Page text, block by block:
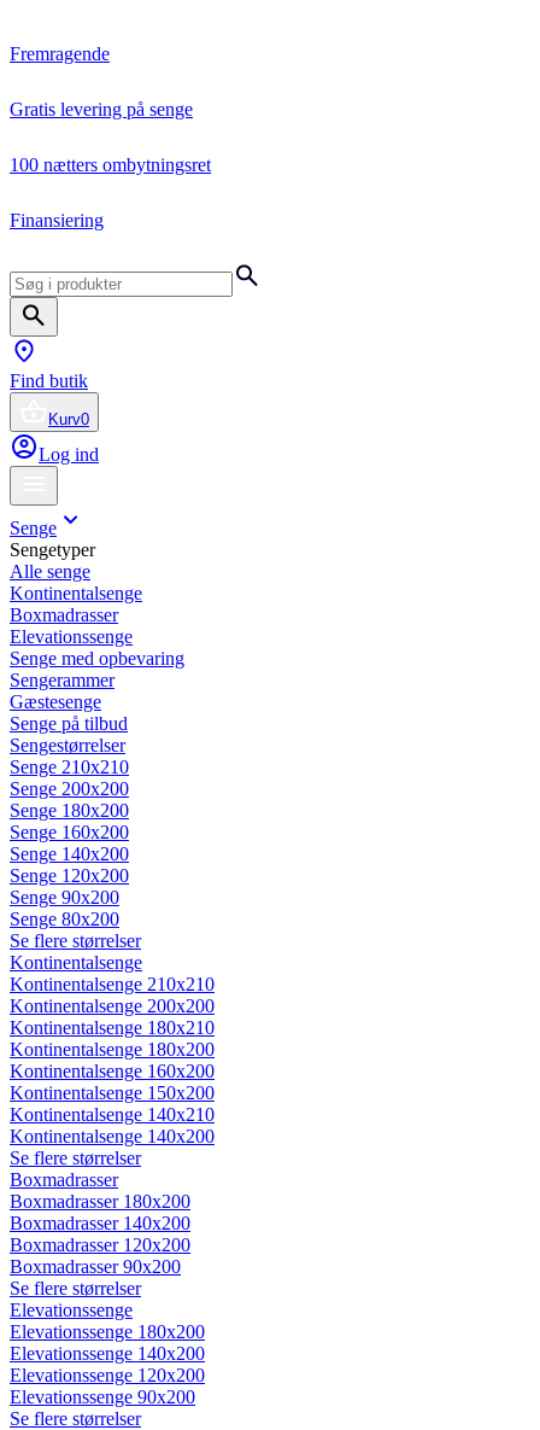
Fremragende
Gratis levering på senge
100 nætters ombytningsret
Finansiering
Find butik
Kurv0
Log ind
Senge
Sengetyper
Alle senge
Kontinentalsenge
Boxmadrasser
Elevationssenge
Senge med opbevaring
Sengerammer
Gæstesenge
Senge på tilbud
Sengestørrelser
Senge 210x210
Senge 200x200
Senge 180x200
Senge 160x200
Senge 140x200
Senge 120x200
Senge 90x200
Senge 80x200
Se flere størrelser
Kontinentalsenge
Kontinentalsenge 210x210
Kontinentalsenge 200x200
Kontinentalsenge 180x210
Kontinentalsenge 180x200
Kontinentalsenge 160x200
Kontinentalsenge 150x200
Kontinentalsenge 140x210
Kontinentalsenge 140x200
Se flere størrelser
Boxmadrasser
Boxmadrasser 180x200
Boxmadrasser 140x200
Boxmadrasser 120x200
Boxmadrasser 90x200
Se flere størrelser
Elevationssenge
Elevationssenge 180x200
Elevationssenge 140x200
Elevationssenge 120x200
Elevationssenge 90x200
Se flere størrelser